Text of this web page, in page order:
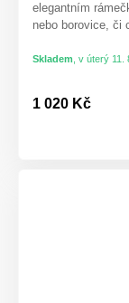
elegantním
nebo borovice, či
Skladem v úterý 11.
1 020 Kč